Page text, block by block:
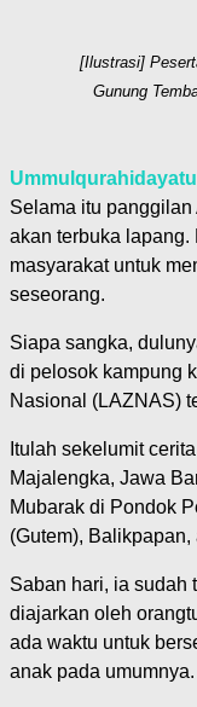
[Ilustrasi]
Gunung
Selama itu
akan terbuka
masyarakat untuk
seseorang.
Siapa sangka,
di pelosok kampung
Nasional (LAZNAS)
Itulah sekelumit
Majalengka, Jawa
Mubarak di Pondok
(Gutem),
Saban hari, ia sudah
diajarkan oleh
ada waktu untuk
anak pada umumnya.